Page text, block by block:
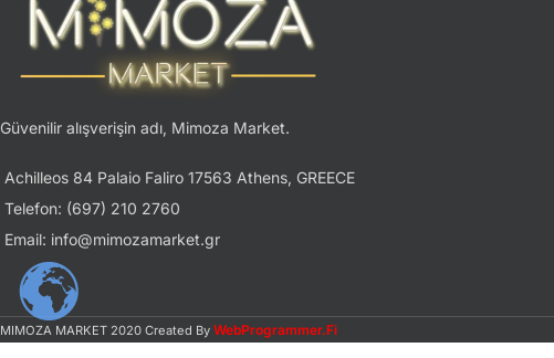
Güvenilir alışverişin adı, Mimoza Market.
Achilleos 84 Palaio Faliro 17563 Athens, GREECE
Telefon: (697) 210 2760
Email: info@mimozamarket.gr
MIMOZA MARKET 2020 Created By WebProgrammer.Fi